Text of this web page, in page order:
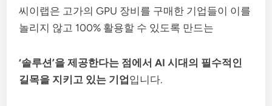
씨이랩은 고가의 GPU 장비를 구매한 기업들이 이를
놀리지 않고 100% 활용할 수 있도록 만드는
‘솔루션’을 제공한다는 점에서 AI 시대의 필수적인
길목을 지키고 있는 기업입니다.